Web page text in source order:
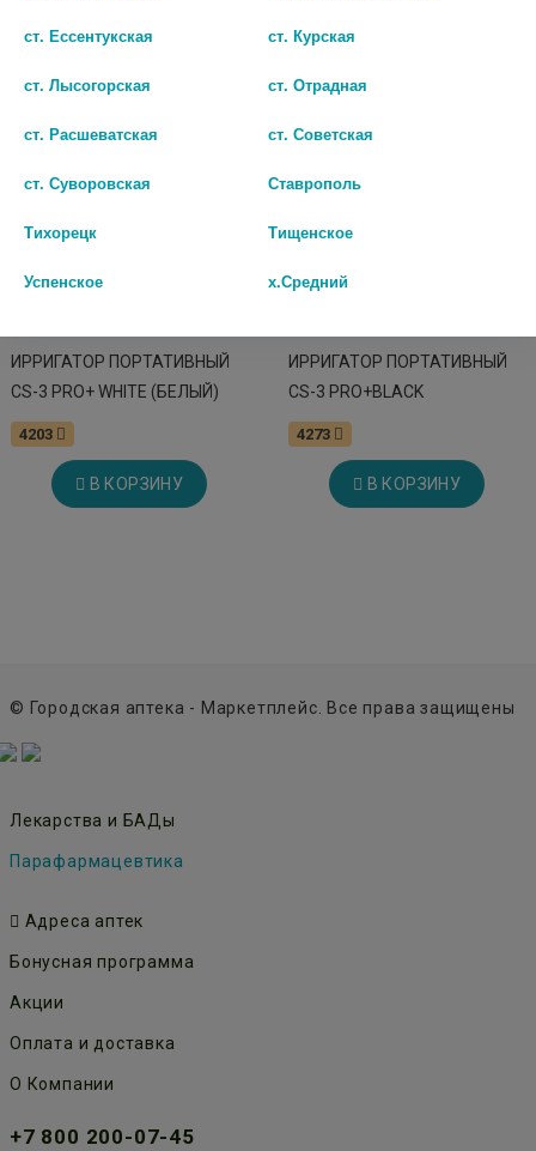
ИРРИГАТОР ПОРТАТИВНЫЙ
CS-3 PRO+ WHITE (БЕЛЫЙ)
4203
В КОРЗИНУ
ИРРИГАТОР ПОРТАТИВНЫЙ
CS-3 PRO+BLACK
4273
В КОРЗИНУ
© Городская аптека - Маркетплейс. Все права защищены
Лекарства и БАДы
Парафармацевтика
Адреса аптек
Бонусная программа
Акции
Оплата и доставка
О Компании
+7 800 200-07-45
ст. Ессентукская ст. Курская
ст. Лысогорская ст. Отрадная
ст. Расшеватская ст. Советская
ст. Суворовская Ставрополь
Тихорецк Тищенское
Успенское х.Средний